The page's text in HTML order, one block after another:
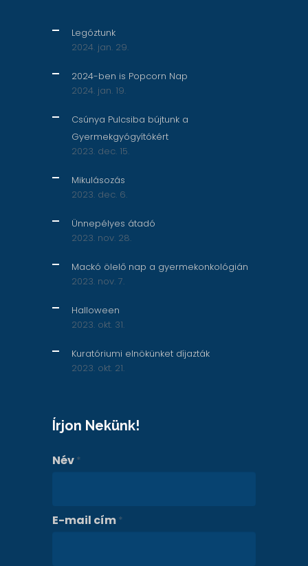
Legóztunk
2024. jan. 29.
2024-ben is Popcorn Nap
2024. jan. 19.
Csúnya Pulcsiba bújtunk a
Gyermekgyógyítókért
2023. dec. 15.
Mikulásozás
2023. dec. 6.
Ünnepélyes átadó
2023. nov. 28.
Mackó ölelő nap a gyermekonkológián
2023. nov. 7.
Halloween
2023. okt. 31.
Kuratóriumi elnökünket díjazták
2023. okt. 21.
Írjon Nekünk!
Név *
E-mail cím *